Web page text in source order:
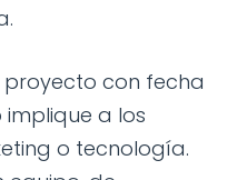
proyecto con fecha
a los
o tecnología.